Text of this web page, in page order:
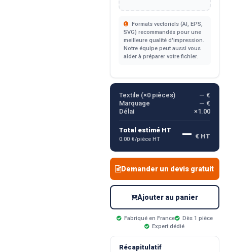
Formats vectoriels (AI, EPS,
SVG) recommandés pour une
meilleure qualité d'impression.
Notre équipe peut aussi vous
aider à préparer votre fichier.
Textile (×0pièces)
— €
Marquage
— €
Délai
×1.00
Total estimé HT
0.00 €/pièce HT — € HT
Demander un devis gratuit
Ajouter au panier
Fabriqué en France
Dès 1 pièce
Expert dédié
Récapitulatif